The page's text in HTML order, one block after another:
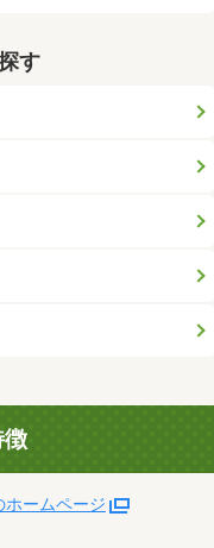
す
ホームページ